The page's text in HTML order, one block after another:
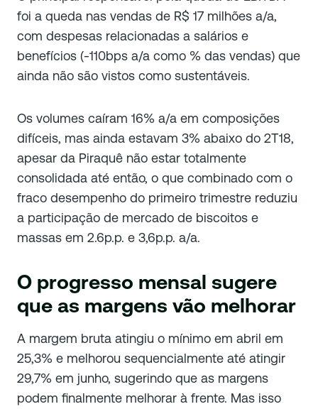
foi a queda nas vendas de R$ 17 milhões a/a,
com despesas relacionadas a salários e
benefícios (-110bps a/a como % das vendas) que
ainda não são vistos como sustentáveis.
Os volumes caíram 16% a/a em composições
difíceis, mas ainda estavam 3% abaixo do 2T18,
apesar da Piraquê não estar totalmente
consolidada até então, o que combinado com o
fraco desempenho do primeiro trimestre reduziu
a participação de mercado de biscoitos e
massas em 2.6p.p. e 3,6p.p. a/a.
O progresso mensal sugere
que as margens vão melhorar
A margem bruta atingiu o mínimo em abril em
25,3% e melhorou sequencialmente até atingir
29,7% em junho, sugerindo que as margens
podem finalmente melhorar à frente. Mas isso